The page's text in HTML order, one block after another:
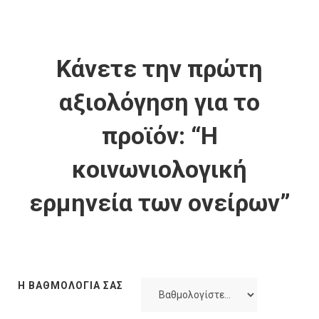
Κάνετε την πρώτη
αξιολόγηση για το
προϊόν: “Η
κοινωνιολογική
ερμηνεία των ονείρων”
Η ΒΑΘΜΟΛΟΓΊΑ ΣΑΣ